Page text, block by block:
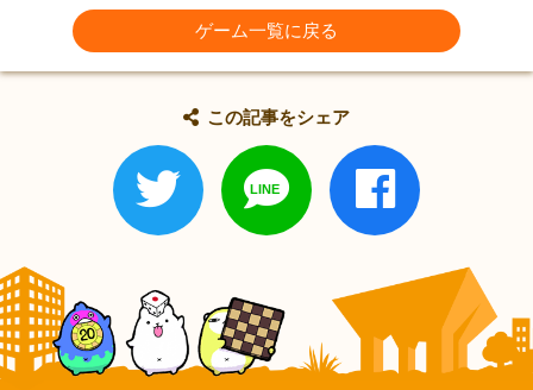
ゲーム一覧に戻る
この記事をシェア